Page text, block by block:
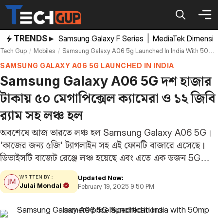
Skip
content
TRENDS ▸ Samsung Galaxy F Series MediaTek
Tech Gup Mobiles Samsung Galaxy A06 5g Launched In India With 50mp Camera Price Specifications
SAMSUNG GALAXY A06 5G LAUNCHED IN INDIA
Samsung Galaxy A06 5G দশ হাজার
টাকায় ৫০ মেগাপিক্সেল ক্যামেরা ও ১২ জিবি
র‌্যাম সহ লঞ্চ হল
অবশেষে আজ ভারতে লঞ্চ হল Samsung Galaxy A06 5G।
'কাজের জন্য ৫জি' ট্যাগলাইন সহ এই ফোনটি বাজারে এসেছে।
ডিভাইসটি বাজেট রেঞ্জে লঞ্চ হয়েছে এবং এতে এক ডজন 5G
ব্যান্ড সাপোর্ট করে। Samsung Galaxy A06 5G ডিভাইসে
ভয়েস ফোকাসের মতো ফিচার…
WRITTEN BY :
Julai Mondal
Updated Now:
February 19, 2025 9:50 PM